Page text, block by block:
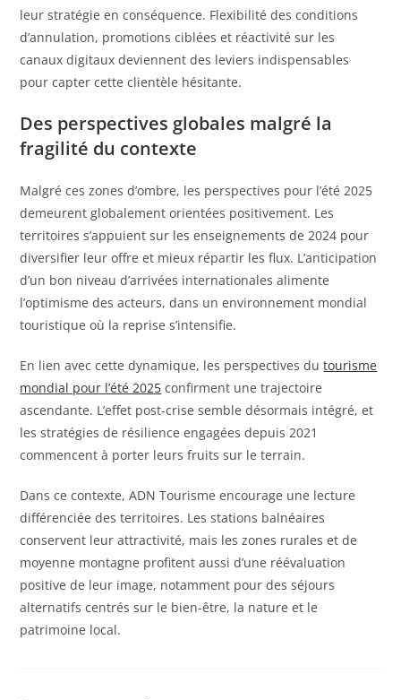
leur stratégie en conséquence. Flexibilité des conditions
d’annulation, promotions ciblées et réactivité sur les
canaux digitaux deviennent des leviers indispensables
pour capter cette clientèle hésitante.
Des perspectives globales malgré la
fragilité du contexte
Malgré ces zones d’ombre, les perspectives pour l’été 2025
demeurent globalement orientées positivement. Les
territoires s’appuient sur les enseignements de 2024 pour
diversifier leur offre et mieux répartir les flux. L’anticipation
d’un bon niveau d’arrivées internationales alimente
l’optimisme des acteurs, dans un environnement mondial
touristique où la reprise s’intensifie.
En lien avec cette dynamique, les perspectives dutourisme
mondial pour l’été 2025 confirment une trajectoire
ascendante. L’effet post-crise semble désormais intégré, et
les stratégies de résilience engagées depuis 2021
commencent à porter leurs fruits sur le terrain.
Dans ce contexte, ADN Tourisme encourage une lecture
différenciée des territoires. Les stations balnéaires
conservent leur attractivité, mais les zones rurales et de
moyenne montagne profitent aussi d’une réévaluation
positive de leur image, notamment pour des séjours
alternatifs centrés sur le bien-être, la nature et le
patrimoine local.